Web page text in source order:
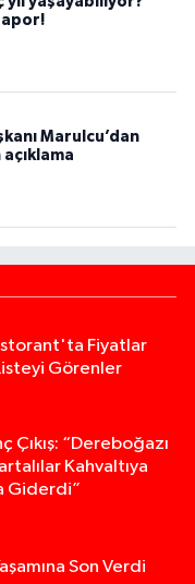
Marulcu’dan
Fiyatlar
Görenler
Çıkış: “Dereboğazı
Kahvaltıya
Giderdi”
Son Verdi